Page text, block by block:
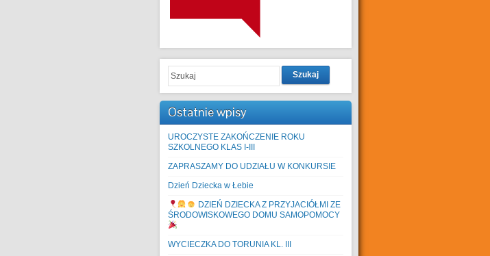
Szukaj
Ostatnie wpisy
UROCZYSTE ZAKOŃCZENIE ROKU
SZKOLNEGO KLAS I-III
ZAPRASZAMY DO UDZIAŁU W KONKURSIE
Dzień Dziecka w Łebie
DZIEŃ DZIECKA Z PRZYJACIÓŁMI ZE
ŚRODOWISKOWEGO DOMU SAMOPOMOCY
WYCIECZKA DO TORUNIA KL. III